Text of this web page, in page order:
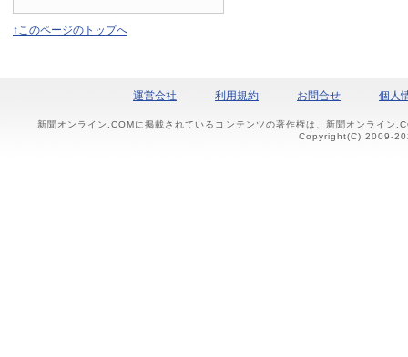
↑このページのトップへ
運営会社 利用規約 お問合せ 個人
新聞オンライン.COMに掲載されているコンテンツの著作権は、新聞オンライン
Copyright(C) 2009-